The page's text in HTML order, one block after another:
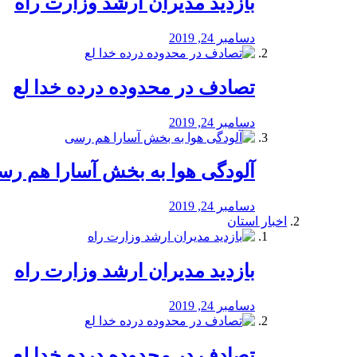
دسامبر 24, 2019
تصادف در محدوده درده خدا لع
دسامبر 24, 2019
آلودگی هوا به بخش آسارا هم
دسامبر 24, 2019
اخبار استان
بازدید مدیران ارشد وزارت راه
دسامبر 24, 2019